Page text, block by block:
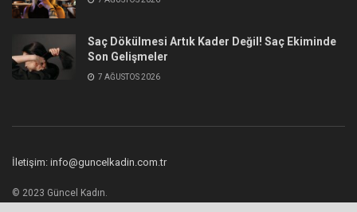
Saç Dökülmesi Artık Kader Değil! Saç Ekiminde
Son Gelişmeler
7 AĞUSTOS 2026
İletişim: info@guncelkadin.com.tr
© 2023 Güncel Kadın.